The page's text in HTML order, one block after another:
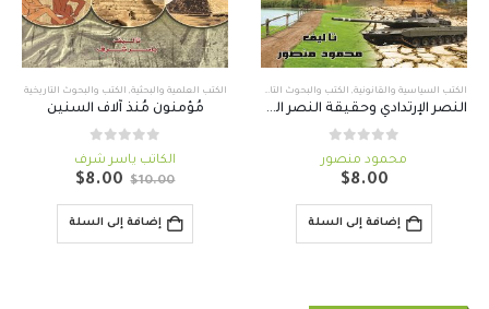
الكتب السياسية والقانونية, الكتب والبحوث التاريخية
النصر الإرتدادي وحقيقة النصر القادم ..
محمود منصور
$8.00
إضافة إلى السلة
الكتب العلمية والبحثية, الكتب والبحوث التاريخية
مُؤمنون مُنذ آلاف السنين
0
الكاتب ياسر شرف
$10.00
السعر
هو:
$10.00.
$8.00
هو:إضافة إلى السلة